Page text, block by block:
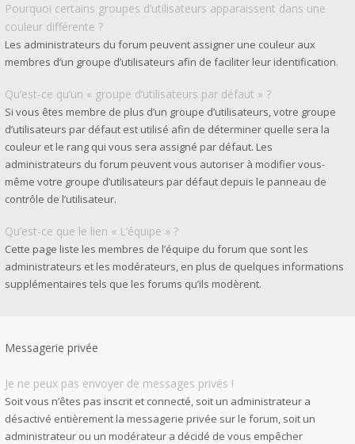
Pourquoi certains groupes d’utilisateurs apparaissent dans une
couleur différente ?
Les administrateurs du forum peuvent assigner une couleur aux
membres d’un groupe d’utilisateurs afin de faciliter leur identification.
Qu’est-ce qu’un « groupe d’utilisateurs par défaut » ?
Si vous êtes membre de plus d’un groupe d’utilisateurs, votre groupe
d’utilisateurs par défaut est utilisé afin de déterminer quelle sera la
couleur et le rang qui vous sera assigné par défaut. Les
administrateurs du forum peuvent vous autoriser à modifier vous-
même votre groupe d’utilisateurs par défaut depuis le panneau de
contrôle de l’utilisateur.
Qu’est-ce que le lien « L’équipe » ?
Cette page liste les membres de l’équipe du forum que sont les
administrateurs et les modérateurs, en plus de quelques informations
supplémentaires tels que les forums qu’ils modèrent.
Messagerie privée
Je ne peux pas envoyer de messages privés !
Soit vous n’êtes pas inscrit et connecté, soit un administrateur a
désactivé entièrement la messagerie privée sur le forum, soit un
administrateur ou un modérateur a décidé de vous empêcher